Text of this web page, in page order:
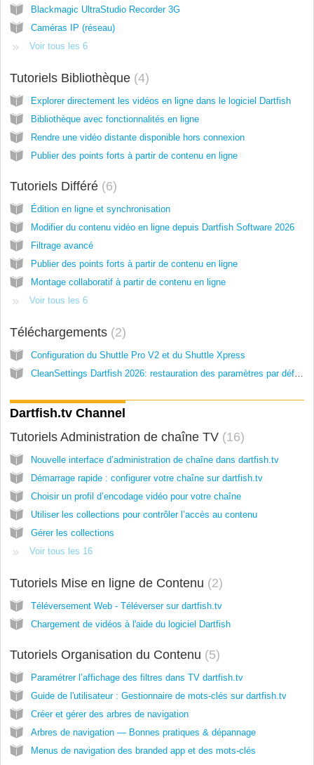
Blackmagic UltraStudio Recorder 3G
Caméras IP (réseau)
Voir tous les 6
Tutoriels Bibliothèque 4
Explorer directement les vidéos en ligne dans le logiciel Dartfish
Bibliothèque avec fonctionnalités en ligne
Rendre une vidéo distante disponible hors connexion
Publier des points forts à partir de contenu en ligne
Tutoriels Différé 6
Édition en ligne et synchronisation
Modifier du contenu vidéo en ligne depuis Dartfish Software 2026
Filtrage avancé
Publier des points forts à partir de contenu en ligne
Montage collaboratif à partir de contenu en ligne
Voir tous les 6
Téléchargements 2
Configuration du Shuttle Pro V2 et du Shuttle Xpress
CleanSettings Dartfish 2026: restauration des paramètres par défaut
Dartfish.tv Channel
Tutoriels Administration de chaîne TV
16
Nouvelle interface d’administration de chaîne dans dartfish.tv
Démarrage rapide : configurer votre chaîne sur dartfish.tv
Choisir un profil d’encodage vidéo pour votre chaîne
Utiliser les collections pour contrôler l’accès au contenu
Gérer les collections
Voir tous les 16
Tutoriels Mise en ligne de Contenu 2
Téléversement Web - Téléverser sur dartfish.tv
Chargement de vidéos à l'aide du logiciel Dartfish
Tutoriels Organisation du Contenu 5
Paramétrer l’affichage des filtres dans TV dartfish.tv
Guide de l'utilisateur : Gestionnaire de mots-clés sur dartfish.tv
Créer et gérer des arbres de navigation
Arbres de navigation — Bonnes pratiques & dépannage
Menus de navigation des branded app et des mots-clés